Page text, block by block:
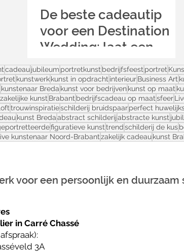
De beste cadeautip
voor een Destination
Wedding: laat een
schilderij maken van
foto's
cadeaujubileum portretkunst bedrijfsfeest portret
kunstwerk kunst in opdracht interieur Business Art
kunstenaar Breda kunst voor bedrijven kunst op maat
zakelijke kunst Brabant bedrijfs­cadeau op maatsfeer
trouwinspiratieschilderij bruidspaar perfect
kunst Bredaabstract schilderijabstracte kunst
figuratieve kunsttrendschilderij de kus
kunstenaar Noord-Brabantzakelijk cadeaukunst
voor een persoonlijk en
in Carré Chassé
3A